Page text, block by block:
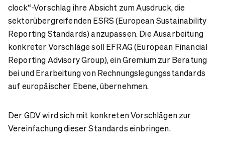
clock“-Vorschlag ihre Absicht zum Ausdruck, die
sektorübergreifenden ESRS (European Sustainability
Reporting Standards) anzupassen. Die Ausarbeitung
konkreter Vorschläge soll EFRAG (European Financial
Reporting Advisory Group), ein Gremium zur Beratung
bei und Erarbeitung von Rechnungslegungsstandards
auf europäischer Ebene, übernehmen.
Der GDV wird sich mit konkreten Vorschlägen zur
Vereinfachung dieser Standards einbringen.